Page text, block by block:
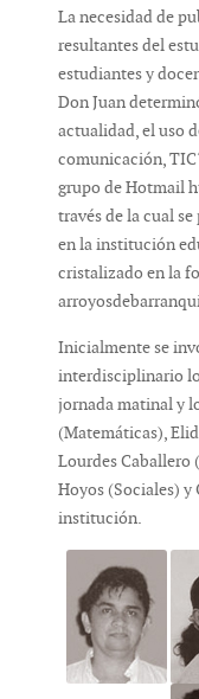
La necesidad de
resultantes del
estudiantes y
Don Juan
actualidad, el uso
comunicación,
grupo de Hotmail
través de la cual
en la institución
cristalizado en la
Inicialmente se
interdisciplinario
jornada matinal y
(Matemáticas),
Lourdes Caballero
Hoyos (Sociales) y
institución.